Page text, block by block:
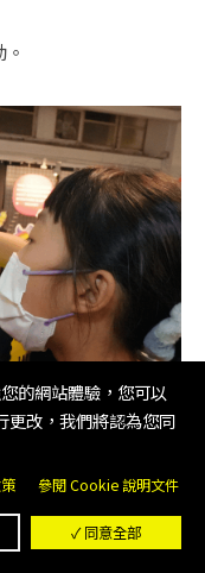
功改變了 115
、有人得以
的網站體驗，您可以
更改，我們將認為您同
參閱 Cookie 說明文件
✓ 同意全部